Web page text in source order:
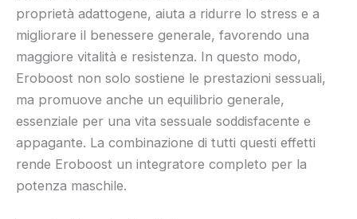
proprietà adattogene, aiuta a ridurre lo stress e a
migliorare il benessere generale, favorendo una
maggiore vitalità e resistenza. In questo modo,
Eroboost non solo sostiene le prestazioni sessuali,
ma promuove anche un equilibrio generale,
essenziale per una vita sessuale soddisfacente e
appagante. La combinazione di tutti questi effetti
rende Eroboost un integratore completo per la
potenza maschile.